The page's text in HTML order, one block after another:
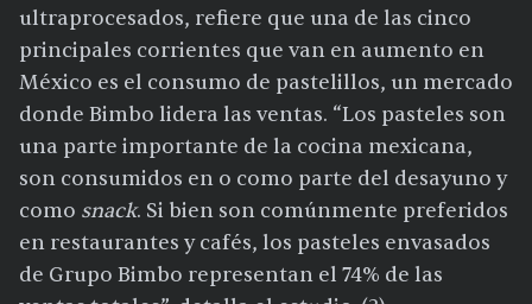
ultraprocesados, refiere que una de las cinco
principales corrientes que van en aumento en
México es el consumo de pastelillos, un mercado
donde Bimbo lidera las ventas. “Los pasteles son
una parte importante de la cocina mexicana,
son consumidos en o como parte del desayuno y
como snack. Si bien son comúnmente preferidos
en restaurantes y cafés, los pasteles envasados
de Grupo Bimbo representan el 74% de las